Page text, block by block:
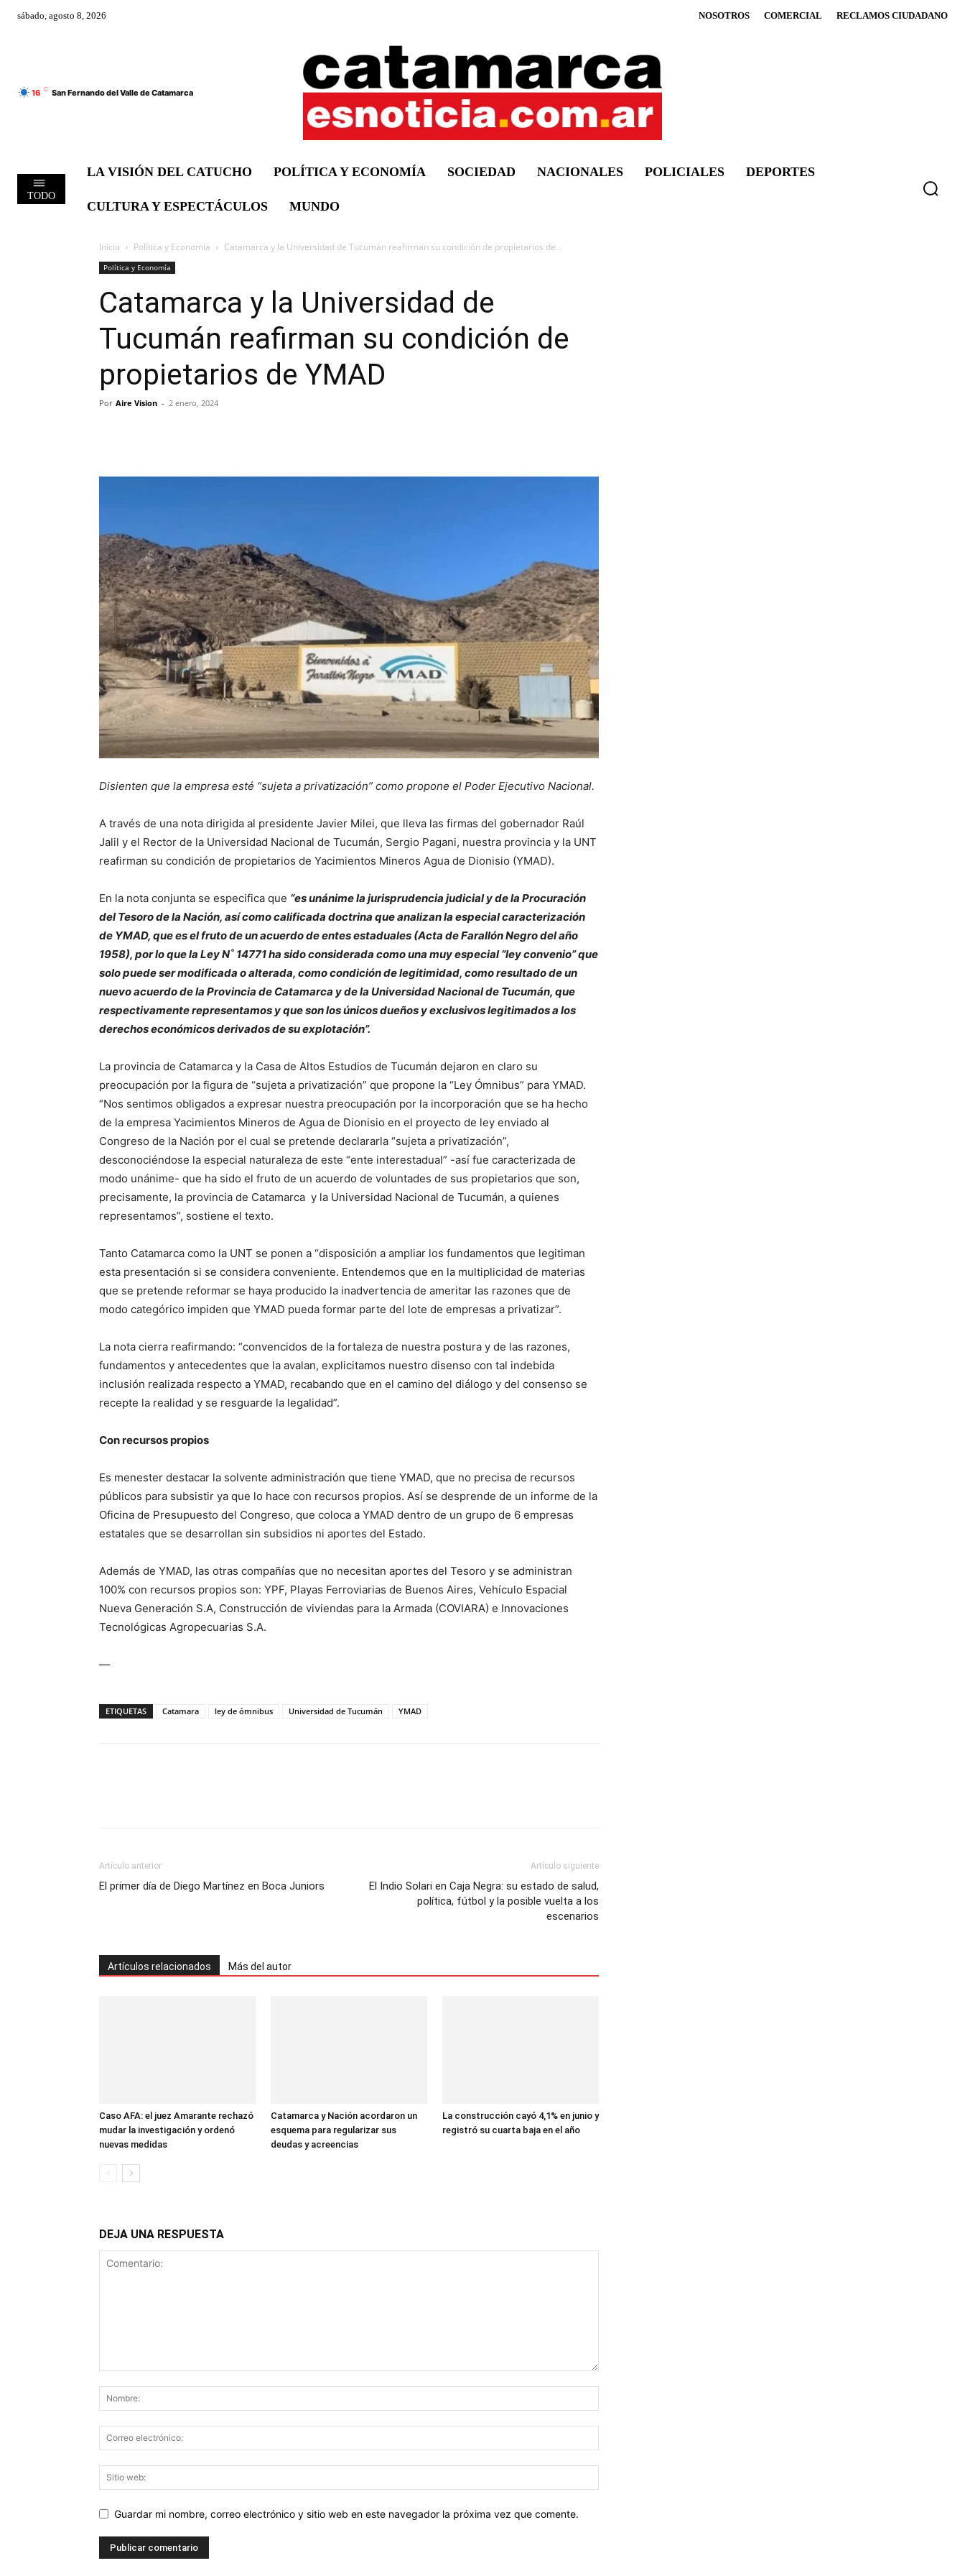
sábado, agosto 8, 2026 NOSOTROS COMERCIAL RECLAMOS CIUDADANO
16 C San Fernando del Valle de Catamarca
TODO
LA VISIÓN DEL CATUCHO POLÍTICA Y ECONOMÍA SOCIEDAD NACIONALES POLICIALES DEPORTES
CULTURA Y ESPECTÁCULOS MUNDO
Inicio Política y Economía Catamarca y la Universidad de Tucumán reafirman su condición de propietarios de...
Política y Economía
Catamarca y la Universidad de
Tucumán reafirman su condición de
propietarios de YMAD
Por Aire Vision - 2 enero, 2024
Disienten que la empresa esté “sujeta a privatización” como propone el Poder Ejecutivo Nacional.
A través de una nota dirigida al presidente Javier Milei, que lleva las firmas del gobernador Raúl
Jalil y el Rector de la Universidad Nacional de Tucumán, Sergio Pagani, nuestra provincia y la UNT
reafirman su condición de propietarios de Yacimientos Mineros Agua de Dionisio (YMAD).
En la nota conjunta se especifica que “es unánime la jurisprudencia judicial y de la Procuración
del Tesoro de la Nación, así como calificada doctrina que analizan la especial caracterización
de YMAD, que es el fruto de un acuerdo de entes estaduales (Acta de Farallón Negro del año
1958), por lo que la Ley N˚ 14771 ha sido considerada como una muy especial “ley convenio” que
solo puede ser modificada o alterada, como condición de legitimidad, como resultado de un
nuevo acuerdo de la Provincia de Catamarca y de la Universidad Nacional de Tucumán, que
respectivamente representamos y que son los únicos dueños y exclusivos legitimados a los
derechos económicos derivados de su explotación”.
La provincia de Catamarca y la Casa de Altos Estudios de Tucumán dejaron en claro su
preocupación por la figura de “sujeta a privatización” que propone la “Ley Ómnibus” para YMAD.
“Nos sentimos obligados a expresar nuestra preocupación por la incorporación que se ha hecho
de la empresa Yacimientos Mineros de Agua de Dionisio en el proyecto de ley enviado al
Congreso de la Nación por el cual se pretende declararla “sujeta a privatización”,
desconociéndose la especial naturaleza de este “ente interestadual” -así fue caracterizada de
modo unánime- que ha sido el fruto de un acuerdo de voluntades de sus propietarios que son,
precisamente, la provincia de Catamarca y la Universidad Nacional de Tucumán, a quienes
representamos”, sostiene el texto.
Tanto Catamarca como la UNT se ponen a “disposición a ampliar los fundamentos que legitiman
esta presentación si se considera conveniente. Entendemos que en la multiplicidad de materias
que se pretende reformar se haya producido la inadvertencia de ameritar las razones que de
modo categórico impiden que YMAD pueda formar parte del lote de empresas a privatizar”.
La nota cierra reafirmando: “convencidos de la fortaleza de nuestra postura y de las razones,
fundamentos y antecedentes que la avalan, explicitamos nuestro disenso con tal indebida
inclusión realizada respecto a YMAD, recabando que en el camino del diálogo y del consenso se
recepte la realidad y se resguarde la legalidad”.
Con recursos propios
Es menester destacar la solvente administración que tiene YMAD, que no precisa de recursos
públicos para subsistir ya que lo hace con recursos propios. Así se desprende de un informe de la
Oficina de Presupuesto del Congreso, que coloca a YMAD dentro de un grupo de 6 empresas
estatales que se desarrollan sin subsidios ni aportes del Estado.
Además de YMAD, las otras compañías que no necesitan aportes del Tesoro y se administran
100% con recursos propios son: YPF, Playas Ferroviarias de Buenos Aires, Vehículo Espacial
Nueva Generación S.A, Construcción de viviendas para la Armada (COVIARA) e Innovaciones
Tecnológicas Agropecuarias S.A.
—
ETIQUETAS Catamara ley de ómnibus Universidad de Tucumán YMAD
Artículo anterior
El primer día de Diego Martínez en Boca Juniors
Artículo siguiente
El Indio Solari en Caja Negra: su estado de salud,
política, fútbol y la posible vuelta a los
escenarios
Artículos relacionados Más del autor
Caso AFA: el juez Amarante rechazó
mudar la investigación y ordenó
nuevas medidas
Catamarca y Nación acordaron un
esquema para regularizar sus
deudas y acreencias
La construcción cayó 4,1% en junio y
registró su cuarta baja en el año
DEJA UNA RESPUESTA
Guardar mi nombre, correo electrónico y sitio web en este navegador la próxima vez que comente.